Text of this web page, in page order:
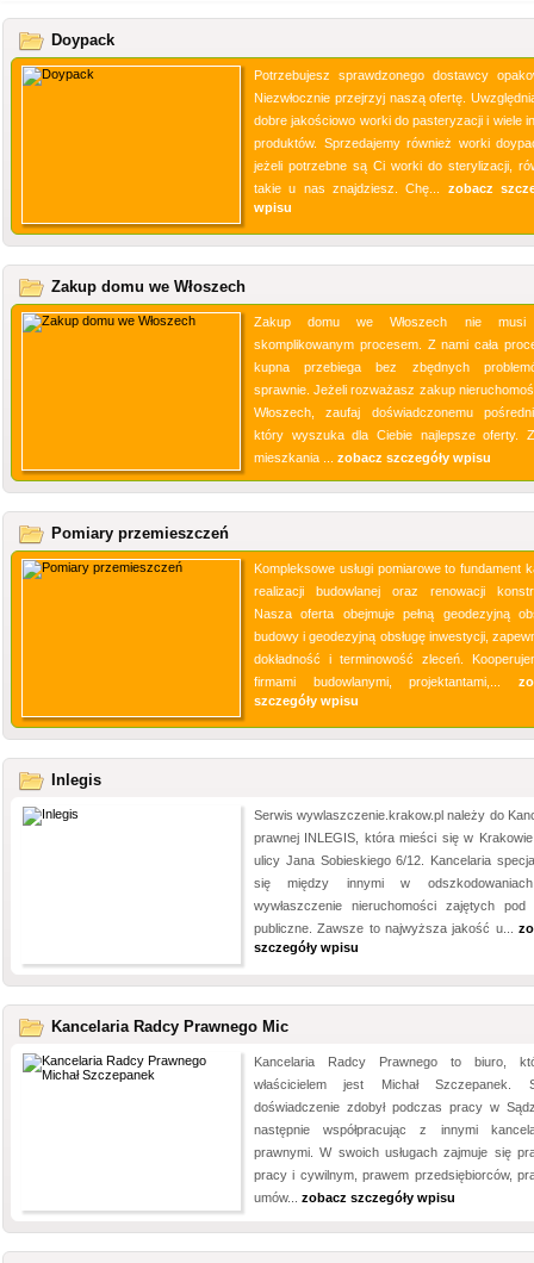
Doypack
Potrzebujesz sprawdzonego dostawcy
Niezwłocznie przejrzyj naszą ofertę.
dobre jakościowo worki do pasteryzacji i wiele
produktów. Sprzedajemy również worki
jeżeli potrzebne są Ci worki do sterylizacji,
takie u nas znajdziesz. Chę... zobacz
wpisu
Zakup domu we Włoszech
Zakup domu we Włoszech nie
skomplikowanym procesem. Z nami cała
kupna przebiega bez zbędnych
sprawnie. Jeżeli rozważasz zakup
Włoszech, zaufaj doświadczonemu
który wyszuka dla Ciebie najlepsze oferty.
mieszkania ... zobacz szczegóły wpisu
Pomiary przemieszczeń
Kompleksowe usługi pomiarowe to fundament
realizacji budowlanej oraz renowacji
Nasza oferta obejmuje pełną geodezyjną
budowy i geodezyjną obsługę inwestycji,
dokładność i terminowość zleceń.
firmami budowlanymi, projektantami,...
szczegóły wpisu
Inlegis
Serwis wywlaszczenie.krakow.pl należy do
prawnej INLEGIS, która mieści się w
ulicy Jana Sobieskiego 6/12. Kancelaria
się między innymi w
wywłaszczenie nieruchomości zajętych pod
publiczne. Zawsze to najwyższa jakość u...
szczegóły wpisu
Kancelaria Radcy Prawnego Mic
Kancelaria Radcy Prawnego to biuro,
właścicielem jest Michał Szczepanek.
doświadczenie zdobył podczas pracy w
następnie współpracując z innymi
prawnymi. W swoich usługach zajmuje się
pracy i cywilnym, prawem przedsiębiorców,
umów... zobacz szczegóły wpisu